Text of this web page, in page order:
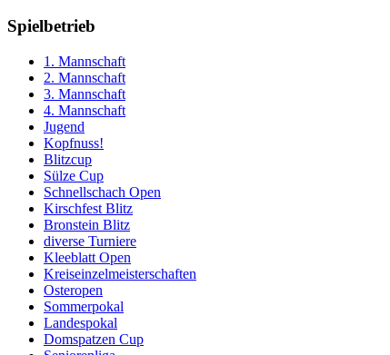
Spielbetrieb
1. Mannschaft
2. Mannschaft
3. Mannschaft
4. Mannschaft
Jugend
Kopfnuss!
Blitzcup
Sülze Cup
Schnellschach Open
Kirschfest Blitz
Bronstein Blitz
diverse Turniere
Kleeblatt Open
Kreiseinzelmeisterschaften
Osteropen
Sommerpokal
Landespokal
Domspatzen Cup